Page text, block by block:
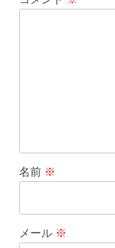
名前 ※
メール ※